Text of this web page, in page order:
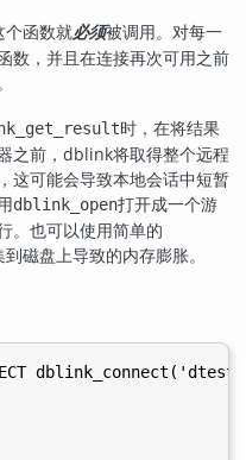
个函数就必须被调用。对每一
数，并且在连接再次可用之前
时，在将结果
之前， dblink将取得整个远程
这可能会导致本地会话中短暂
dblink_open打开成一个游
。也可以使用简单的
磁盘上导致的内存膨胀。